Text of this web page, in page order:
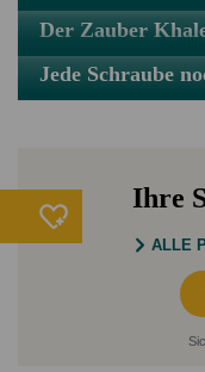
Der Zauber
Jede Schraube
Ihre
ALLE